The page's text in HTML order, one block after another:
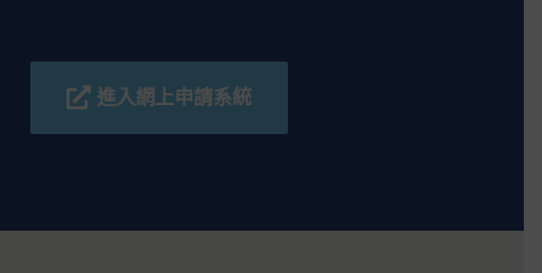
進入網上申請系統